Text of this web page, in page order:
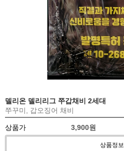
델리온 델리리그 쭈갑채비 2세대
쭈꾸미, 갑오징어 채비
상품가 3,900원
상품정보